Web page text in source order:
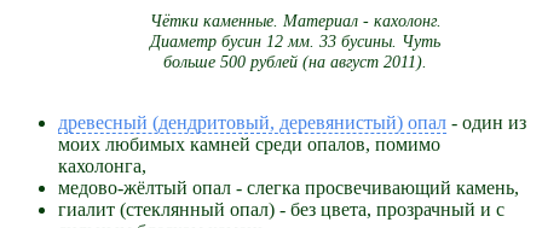
Чётки каменные. Материал - кахолонг.
Диаметр бусин 12 мм. 33 бусины. Чуть
больше 500 рублей (на август 2011).
древесный (дендритовый, деревянистый) опал - один из
моих любимых камней среди опалов, помимо
кахолонга,
медово-жёлтый опал - слегка просвечивающий камень,
гиалит (стеклянный опал) - без цвета, прозрачный и с